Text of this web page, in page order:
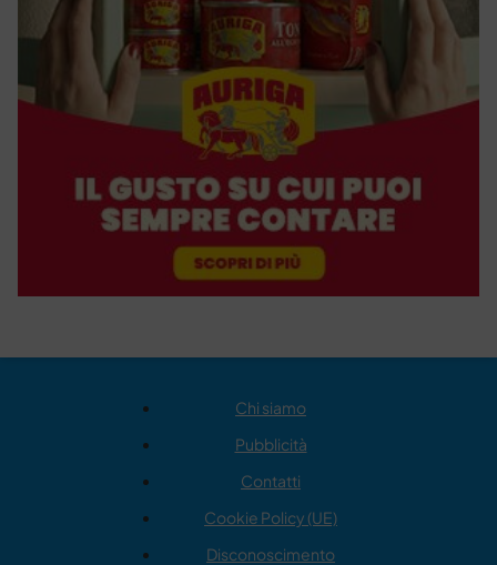
Chi siamo
Pubblicità
Contatti
Cookie Policy (UE)
Disconoscimento